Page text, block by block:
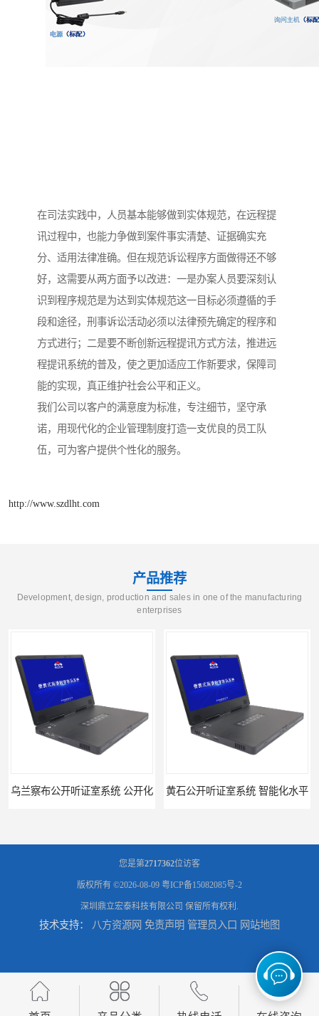
在司法实践中，人员基本能够做到实体规范，在远程提
讯过程中，也能力争做到案件事实清楚、证据确实充
分、适用法律准确。但在规范诉讼程序方面做得还不够
好，这需要从两方面予以改进：一是办案人员要深刻认
识到程序规范是为达到实体规范这一目标必须遵循的手
段和途径，刑事诉讼活动必须以法律预先确定的程序和
方式进行；二是要不断创新远程提讯方式方法，推进远
程提讯系统的普及，使之更加适应工作新要求，保障司
能的实现，真正维护社会公平和正义。
我们公司以客户的满意度为标准，专注细节，坚守承
诺，用现代化的企业管理制度打造一支优良的员工队
伍，可为客户提供个性化的服务。
http://www.szdlht.com
产品推荐
Development, design, production and sales in one of the manufacturing
enterprises
乌兰察布公开听证室系统 公开化 黄石公开听证室系统 智能化水平
黑龙江数字法庭模拟厂家 六盘水模拟法庭厂家
您是第2717362位访客
版权所有 ©2026-08-09 粤ICP备15082085号-2
深圳鼎立宏泰科技有限公司 保留所有权利.
技术支持： 八方资源网 免责声明 管理员入口 网站地图